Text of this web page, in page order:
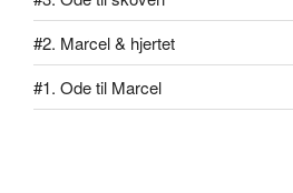
#2. Marcel & hjertet
#1. Ode til Marcel